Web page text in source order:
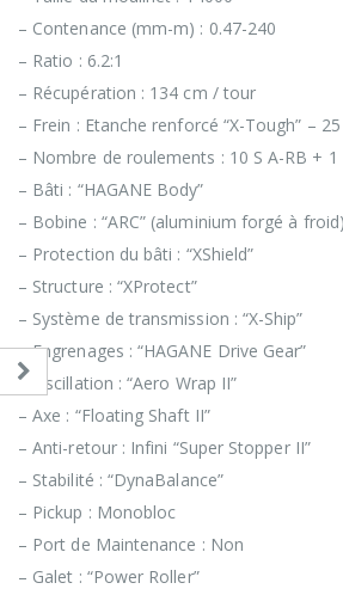
– Contenance (mm-m) : 0.47-240
– Ratio : 6.2:1
– Récupération : 134 cm / tour
– Frein : Etanche renforcé “X-Tough” –
– Nombre de roulements : 10 S A-RB + 1
– Bâti : “HAGANE Body”
– Bobine : “ARC” (aluminium forgé à froid)
– Protection du bâti : “XShield”
– Structure : “XProtect”
– Système de transmission : “X-Ship”
– Engrenages : “HAGANE Drive Gear”
– Oscillation : “Aero Wrap II”
– Axe : “Floating Shaft II”
– Anti-retour : Infini “Super Stopper II”
– Stabilité : “DynaBalance”
– Pickup : Monobloc
– Port de Maintenance : Non
– Galet : “Power Roller”